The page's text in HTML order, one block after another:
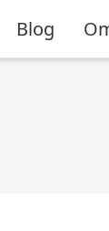
Blog